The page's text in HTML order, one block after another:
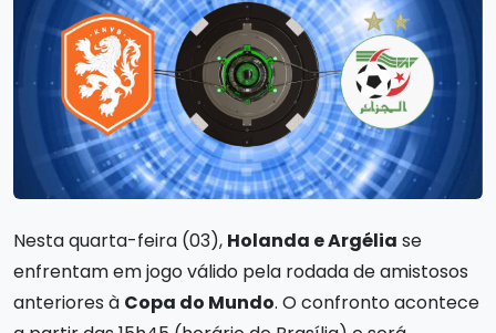
Nesta quarta-feira (03), Holanda e Argélia se
enfrentam em jogo válido pela rodada de amistosos
anteriores à Copa do Mundo. O confronto acontece